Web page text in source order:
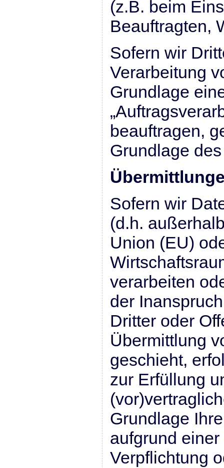
(z.B. beim
Beauftragten,
Sofern wir
Verarbeitung
Grundlage
beauftragen,
Grundlage
Sofern wir
(d.h.
Union (EU)
verarbeiten
der
Dritter oder
Übermittlung
geschieht,
zur Erfüllung
Grundlage
aufgrund
Verpflichtung